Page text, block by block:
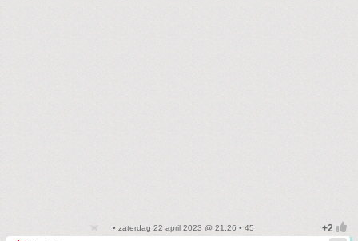
• zaterdag 22 april 2023 @ 21:26 • 45